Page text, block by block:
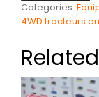
Categories:
4WD tracteurs